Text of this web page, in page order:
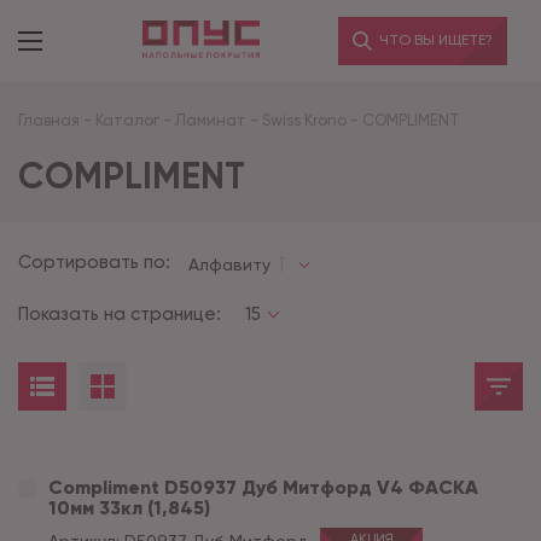
ЧТО ВЫ ИЩЕТЕ?
Главная - Каталог - Ламинат - Swiss Krono - COMPLIMENT
COMPLIMENT
Сортировать по: Алфавиту
Показать на странице: 15
Compliment D50937 Дуб Митфорд V4 ФАСКА
10мм 33кл (1,845)